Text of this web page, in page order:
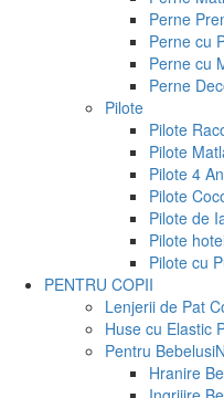
Perne
Perne cu
Perne cu
Perne
Pilote
Pilote
Pilote
Pilote 4
Pilote
Pilote de
Pilote
Pilote cu
PENTRU COPII
Lenjerii de Pat
Huse cu Elastic
Pentru Bebelusi
Hranire